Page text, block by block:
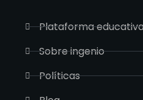
Plataforma
Sobre ingenio
Políticas